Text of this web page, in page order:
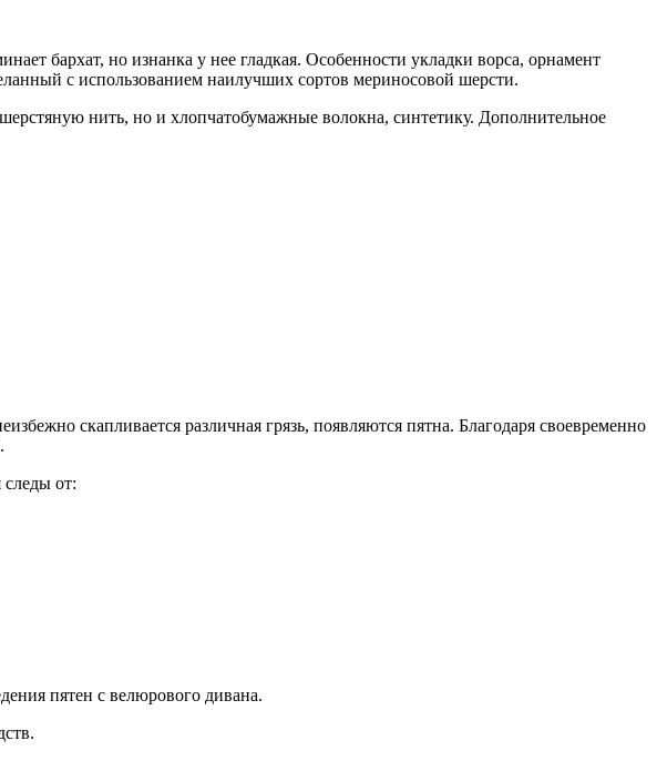
бархат, но изнанка у нее гладкая. Особенности укладки ворса, орнамент
с использованием наилучших сортов мериносовой шерсти.
нить, но и хлопчатобумажные волокна, синтетику. Дополнительное
скапливается различная грязь, появляются пятна. Благодаря своевременно
от:
пятен с велюрового дивана.